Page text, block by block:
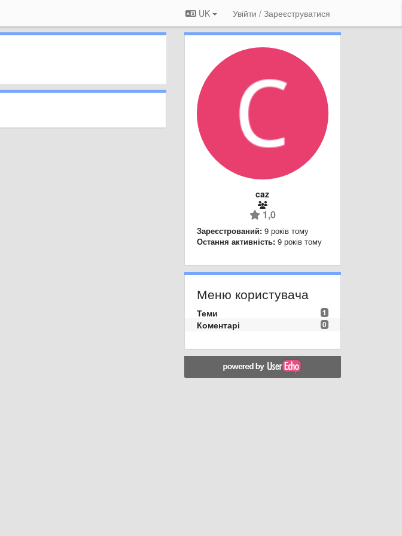
UK Увійти / Зареєструватися
caz
1,0
Зареєстрований: 9 років тому
Остання активність: 9 років тому
Меню користувача
1
Теми
0
Коментарі